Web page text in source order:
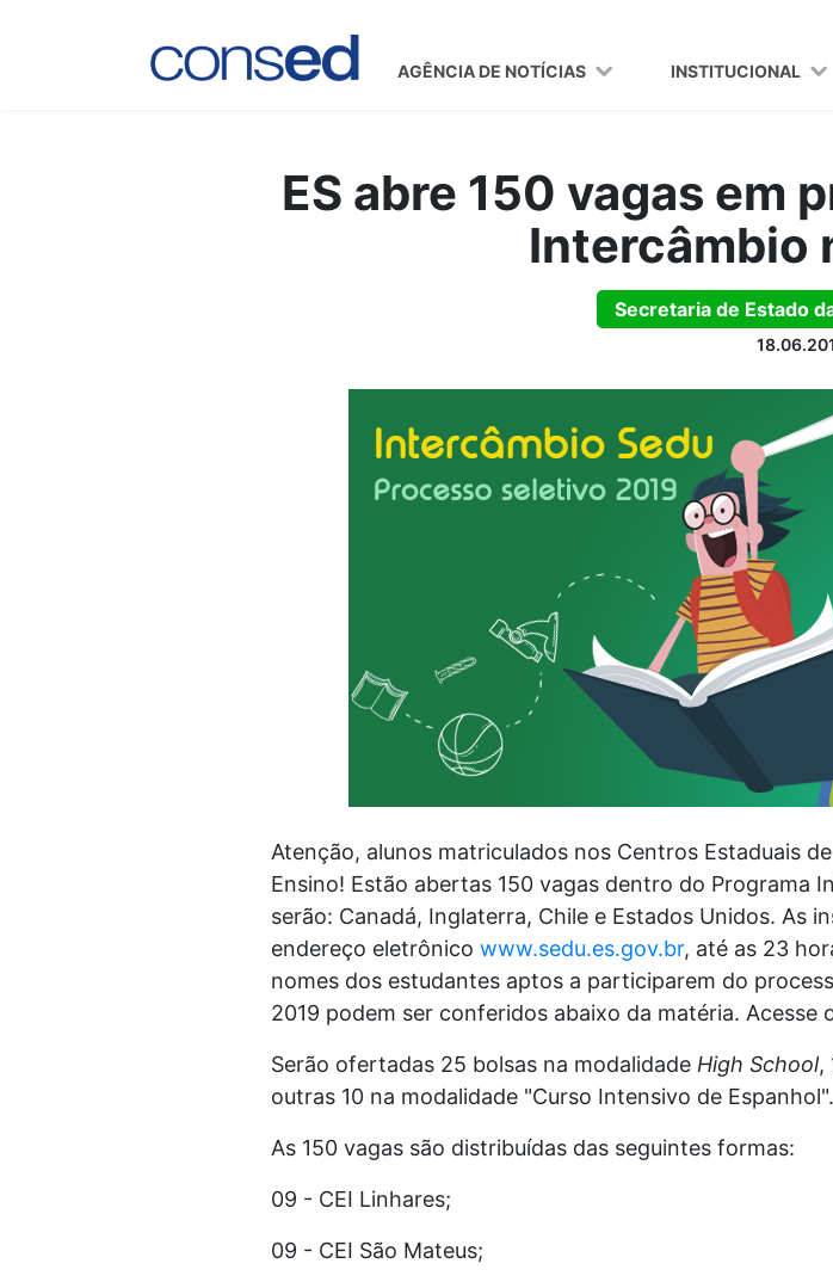
AGÊNCIA DE NOTÍCIAS INSTITUCIONAL
ES abre 150 vagas em
Intercâmbio
Secretaria de Estado
Atenção, alunos matriculados nos Centros Estaduais
Ensino! Estão abertas 150 vagas dentro do Programa
serão: Canadá, Inglaterra, Chile e Estados Unidos. As
endereço eletrônico www.sedu.es.gov.br, até as 23
nomes dos estudantes aptos a participarem do
2019 podem ser conferidos abaixo da matéria. Acesse
Serão ofertadas 25 bolsas na modalidade High School,
outras 10 na modalidade "Curso Intensivo de Espanhol".
As 150 vagas são distribuídas das seguintes formas:
09 - CEI Linhares;
09 - CEI São Mateus;